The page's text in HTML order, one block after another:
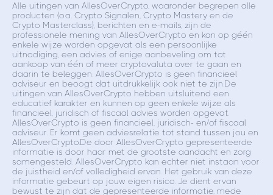
Alle uitingen van AllesOverCrypto, waaronder begrepen alle
producten (o.a. Crypto Signalen, Crypto Mastery en de
Crypto Masterclass), berichten en e-mails, zijn de
professionele mening van AllesOverCrypto en kan op géén
enkele wijze worden opgevat als een persoonlijke
uitnodiging, een advies of enige aanbeveling om tot
aankoop van één of meer cryptovaluta over te gaan en
daarin te beleggen. AllesOverCrypto is geen financieel
adviseur en beoogt dat uitdrukkelijk ook niet te zijn.De
uitingen van AllesOverCrypto hebben uitsluitend een
educatief karakter en kunnen op geen enkele wijze als
financieel, juridisch of fiscaal advies worden opgevat.
AllesOverCrypto is geen financieel, juridisch- en/of fiscaal
adviseur. Er komt geen adviesrelatie tot stand tussen jou en
AllesOverCrypto.De door AllesOverCrypto gepresenteerde
informatie is door haar met de grootste aandacht en zorg
samengesteld. AllesOverCrypto kan echter niet instaan voor
de juistheid en/of volledigheid ervan. Het gebruik van deze
informatie gebeurt op jouw eigen risico. Je dient ervan
bewust te zijn dat de gepresenteerde informatie, mede